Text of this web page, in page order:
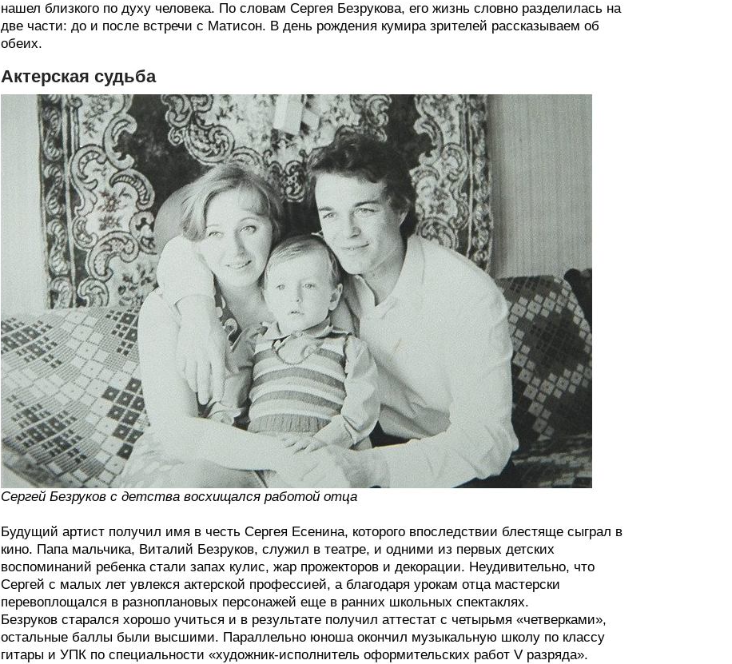
нашел близкого по духу человека. По словам Сергея Безрукова, его жизнь словно разделилась на
две части: до и после встречи с Матисон. В день рождения кумира зрителей рассказываем об
обеих.
Актерская судьба
Сергей Безруков с детства восхищался работой отца
Будущий артист получил имя в честь Сергея Есенина, которого впоследствии блестяще сыграл в
кино. Папа мальчика, Виталий Безруков, служил в театре, и одними из первых детских
воспоминаний ребенка стали запах кулис, жар прожекторов и декорации. Неудивительно, что
Сергей с малых лет увлекся актерской профессией, а благодаря урокам отца мастерски
перевоплощался в разноплановых персонажей еще в ранних школьных спектаклях.
Безруков старался хорошо учиться и в результате получил аттестат с четырьмя «четверками»,
остальные баллы были высшими. Параллельно юноша окончил музыкальную школу по классу
гитары и УПК по специальности «художник-исполнитель оформительских работ V разряда».